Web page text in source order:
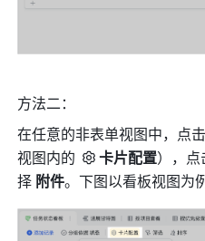
方法二：
在任意的非表单视图中，点击
视图内的
卡片配置），
择 附件。下图以看板视图为